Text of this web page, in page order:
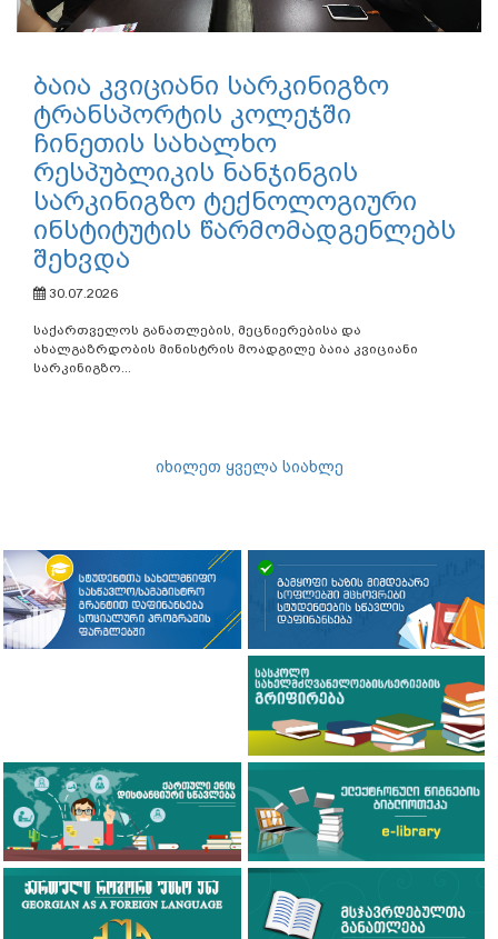
ბაია კვიციანი სარკინიგზო
ტრანსპორტის კოლეჯში
ჩინეთის სახალხო
რესპუბლიკის ნანჯინგის
სარკინიგზო ტექნოლოგიური
ინსტიტუტის წარმომადგენლებს
შეხვდა
30.07.2026
საქართველოს განათლების, მეცნიერებისა და
ახალგაზრდობის მინისტრის მოადგილე ბაია კვიციანი
სარკინიგზო...
იხილეთ ყველა სიახლე